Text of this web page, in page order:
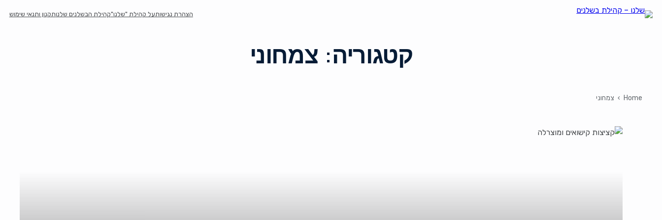
הצהרת נגישותעל קהילת "שלנו"קהילת הבשלנים שלנותקנון ותנאי שימוש
קטגוריה: צמחוני
Home
› צמחוני